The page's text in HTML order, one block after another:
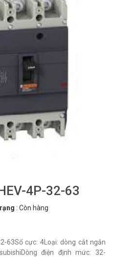
4P-32-63
: Còn hàng
63Số cực: 4Loại: dòng cắt ngắn
điện định mức: 32-